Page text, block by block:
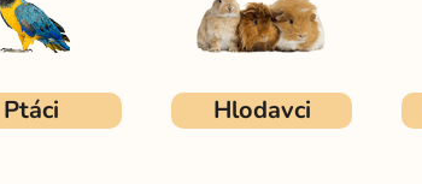
Ptáci Hlodavci